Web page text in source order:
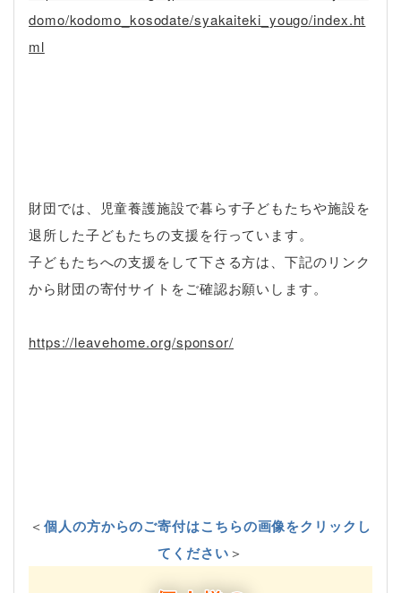
domo/kodomo_kosodate/syakaiteki_yougo/index.ht
ml
財団では、児童養護施設で暮らす子どもたちや施設を
退所した子どもたちの支援を行っています。
子どもたちへの支援をして下さる方は、下記のリンク
から財団の寄付サイトをご確認お願いします。
https://leavehome.org/sponsor/
＜個人の方からのご寄付はこちらの画像をクリックし
てください＞